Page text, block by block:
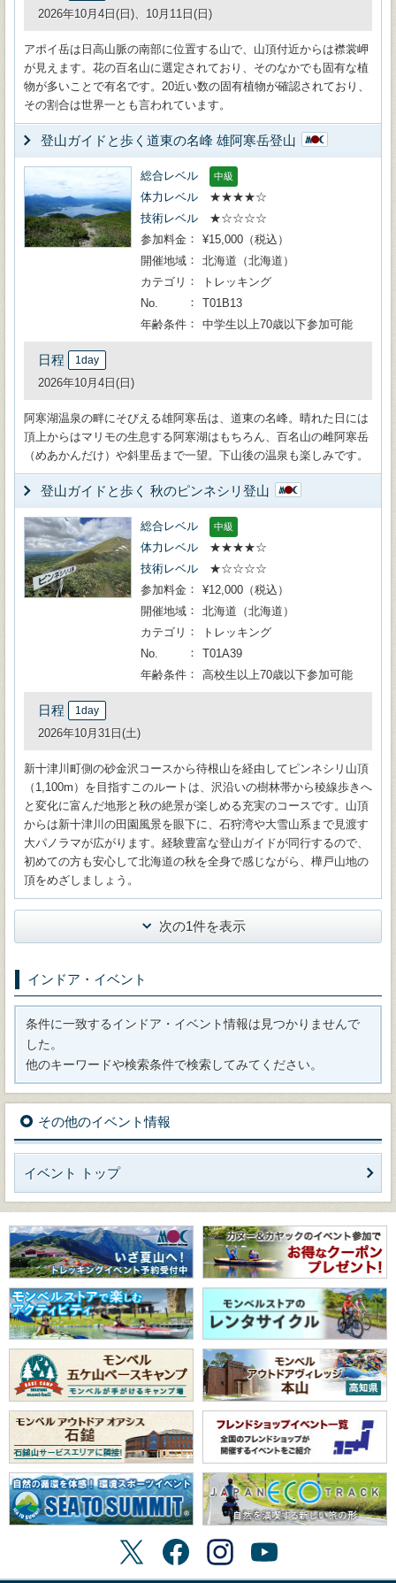
2026年10月4日(日)、10月11日(日)
アポイ岳は日高山脈の南部に位置する山で、山頂付近からは襟裳岬
が見えます。花の百名山に選定されており、そのなかでも固有な植
物が多いことで有名です。20近い数の固有植物が確認されており、
その割合は世界一とも言われています。
登山ガイドと歩く道東の名峰 雄阿寒岳登山
総合レベル 中級
体力レベル
★★★★☆
技術レベル
★☆☆☆☆
参加料金
¥15,000（税込）
開催地域
北海道（北海道）
カテゴリ
トレッキング
No.
T01B13
年齢条件
中学生以上70歳以下参加可能
日程 1day
2026年10月4日(日)
阿寒湖温泉の畔にそびえる雄阿寒岳は、道東の名峰。晴れた日には
頂上からはマリモの生息する阿寒湖はもちろん、百名山の雌阿寒岳
（めあかんだけ）や斜里岳まで一望。下山後の温泉も楽しみです。
登山ガイドと歩く 秋のピンネシリ登山
総合レベル 中級
体力レベル
★★★★☆
技術レベル
★☆☆☆☆
参加料金
¥12,000（税込）
開催地域
北海道（北海道）
カテゴリ
トレッキング
No.
T01A39
年齢条件
高校生以上70歳以下参加可能
日程 1day
2026年10月31日(土)
新十津川町側の砂金沢コースから待根山を経由してピンネシリ山頂
（1,100m）を目指すこのルートは、沢沿いの樹林帯から稜線歩きへ
と変化に富んだ地形と秋の絶景が楽しめる充実のコースです。山頂
からは新十津川の田園風景を眼下に、石狩湾や大雪山系まで見渡す
大パノラマが広がります。経験豊富な登山ガイドが同行するので、
初めての方も安心して北海道の秋を全身で感じながら、樺戸山地の
頂をめざしましょう。
次の1件を表示
インドア・イベント
条件に一致するインドア・イベント情報は見つかりませんで
した。
他のキーワードや検索条件で検索してみてください。
その他のイベント情報
イベント トップ